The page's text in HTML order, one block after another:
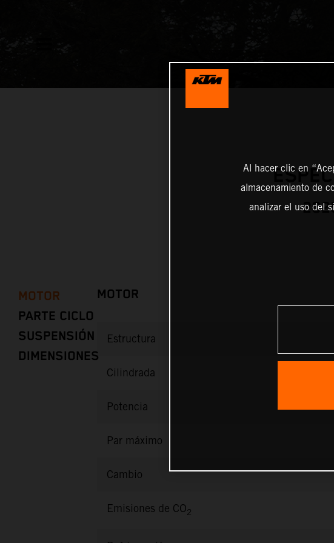
MOTOR
PARTE CICLO
SUSPENSIÓN
DIMENSIONES
MOTOR
Estructura
Cilindrada
Potencia
Par máximo
Cambio
Emisiones de CO2
Al hacer clic en
almacenamiento de
analizar el uso del